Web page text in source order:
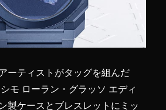
ーティストがタッグを組んだ
モ ローラン・グラッソ エディ
製ケースとブレスレットにミッ